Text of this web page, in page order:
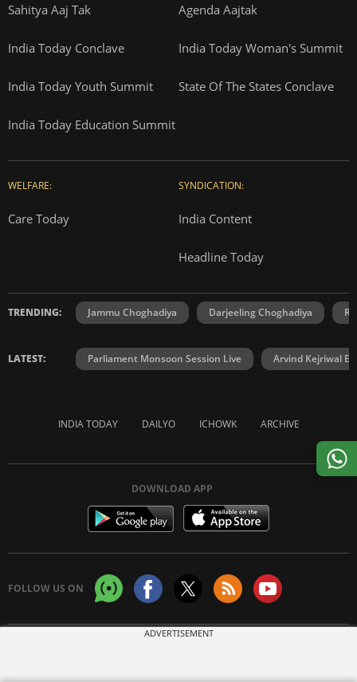
Sahitya Aaj Tak Agenda Aajtak
India Today Conclave India Today Woman's Summit
India Today Youth Summit State Of The States Conclave
India Today Education Summit
WELFARE:
Care Today
SYNDICATION:
India Content
Headline Today
TRENDING: Jammu Choghadiya Darjeeling Choghadiya
LATEST: Parliament Monsoon Session Live Arvind Kejriwal
INDIA TODAY DAILYO ICHOWK ARCHIVE
DOWNLOAD APP
FOLLOW US ON
ADVERTISEMENT